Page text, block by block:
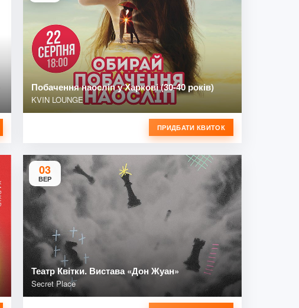
Побачення наосліп у Харкові (30-40 років)
KVIN LOUNGE
ПРИДБАТИ КВИТОК
03
ВЕР
Театр Квітки. Вистава «Дон Жуан»
Secret Place